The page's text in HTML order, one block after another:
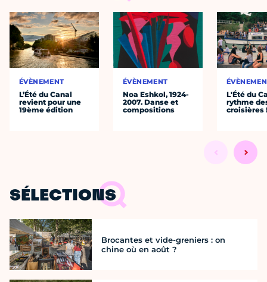
ÉVÈNEMENT
L’Été du Canal
revient pour une
19ème édition
ÉVÈNEMENT
Noa Eshkol, 1924-
2007. Danse et
compositions
L'Été du
rythme
croisières
SÉLECTIONS
Brocantes et vide-greniers : on
chine où en août ?